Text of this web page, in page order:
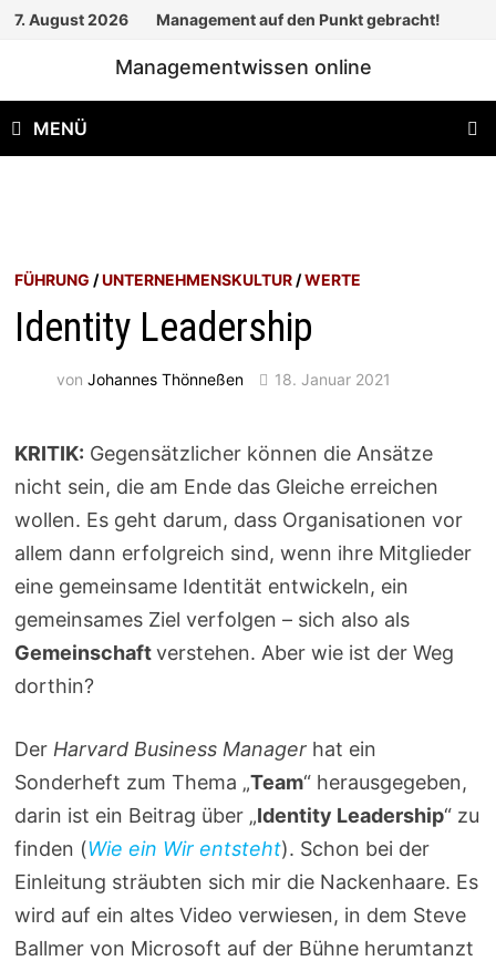
Zum
7. August 2026 Management auf den Punkt gebracht!
Managementwissen online
MENÜ
FÜHRUNG /UNTERNEHMENSKULTUR /WERTE
Identity Leadership
vonJohannes Thönneßen 18. Januar 2021
KRITIK: Gegensätzlicher können die Ansätze
nicht sein, die am Ende das Gleiche erreichen
wollen. Es geht darum, dass Organisationen vor
allem dann erfolgreich sind, wenn ihre Mitglieder
eine gemeinsame Identität entwickeln, ein
gemeinsames Ziel verfolgen – sich also als
Gemeinschaftverstehen. Aber wie ist der Weg
dorthin?
Der Harvard Business Manager hat ein
Sonderheft zum Thema „Team“ herausgegeben,
darin ist ein Beitrag über „Identity Leadership“ zu
finden (Wie ein Wir entsteht). Schon bei der
Einleitung sträubten sich mir die Nackenhaare. Es
wird auf ein altes Video verwiesen, in dem Steve
Ballmer von Microsoft auf der Bühne herumtanzt